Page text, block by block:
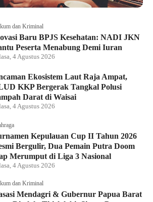
dan Kriminal
Baru BPJS Kesehatan: NADI JKN
Peserta Menabung Demi Iuran
4 Agustus 2026
Ekosistem Laut Raja Ampat,
KKP Bergerak Tangkal Polusi
Darat di Waisai
4 Agustus 2026
Kepulauan Cup II Tahun 2026
Bergulir, Dua Pemain Putra Doom
Merumput di Liga 3 Nasional
4 Agustus 2026
dan Kriminal
Mendagri & Gubernur Papua Barat